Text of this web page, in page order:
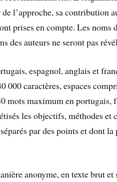
l’approche, sa contribution
prises en compte. Les noms
des auteurs ne seront pas
espagnol, anglais et
000 caractères, espaces
mots maximum en portugais,
les objectifs, méthodes et
par des points et dont
anonyme, en texte brut et